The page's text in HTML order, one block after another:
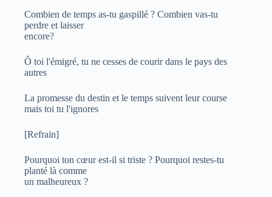
Combien de temps as-tu gaspillé ? Combien vas-tu
perdre et laisser
encore?
Ô toi l'émigré, tu ne cesses de courir dans le pays des
autres
La promesse du destin et le temps suivent leur course
mais toi tu l'ignores
[Refrain]
Pourquoi ton cœur est-il si triste ? Pourquoi restes-tu
planté là comme
un malheureux ?